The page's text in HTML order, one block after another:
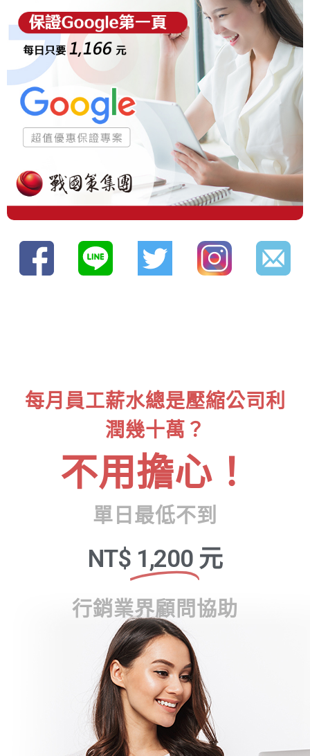
每月員工薪水總是壓縮公司利
潤幾十萬？
不用擔心！
單日最低不到
NT$ 1,200 元
行銷業界顧問協助